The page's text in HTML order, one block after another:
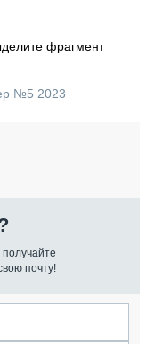
фрагмент
№5 2023
почту!